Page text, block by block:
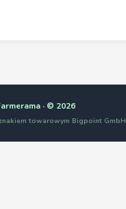
· © 2026
towarowym Bigpoint GmbH